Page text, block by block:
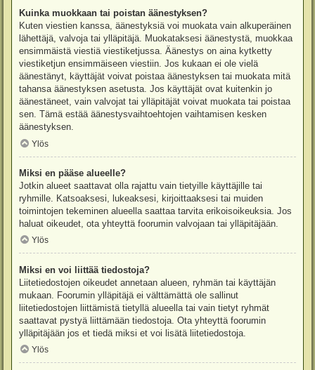
Kuinka muokkaan tai poistan äänestyksen?
Kuten viestien kanssa, äänestyksiä voi muokata vain alkuperäinen
lähettäjä, valvoja tai ylläpitäjä. Muokataksesi äänestystä, muokkaa
ensimmäistä viestiä viestiketjussa. Äänestys on aina kytketty
viestiketjun ensimmäiseen viestiin. Jos kukaan ei ole vielä
äänestänyt, käyttäjät voivat poistaa äänestyksen tai muokata mitä
tahansa äänestyksen asetusta. Jos käyttäjät ovat kuitenkin jo
äänestäneet, vain valvojat tai ylläpitäjät voivat muokata tai poistaa
sen. Tämä estää äänestysvaihtoehtojen vaihtamisen kesken
äänestyksen.
Ylös
Miksi en pääse alueelle?
Jotkin alueet saattavat olla rajattu vain tietyille käyttäjille tai
ryhmille. Katsoaksesi, lukeaksesi, kirjoittaaksesi tai muiden
toimintojen tekeminen alueella saattaa tarvita erikoisoikeuksia. Jos
haluat oikeudet, ota yhteyttä foorumin valvojaan tai ylläpitäjään.
Ylös
Miksi en voi liittää tiedostoja?
Liitetiedostojen oikeudet annetaan alueen, ryhmän tai käyttäjän
mukaan. Foorumin ylläpitäjä ei välttämättä ole sallinut
liitetiedostojen liittämistä tietyllä alueella tai vain tietyt ryhmät
saattavat pystyä liittämään tiedostoja. Ota yhteyttä foorumin
ylläpitäjään jos et tiedä miksi et voi lisätä liitetiedostoja.
Ylös